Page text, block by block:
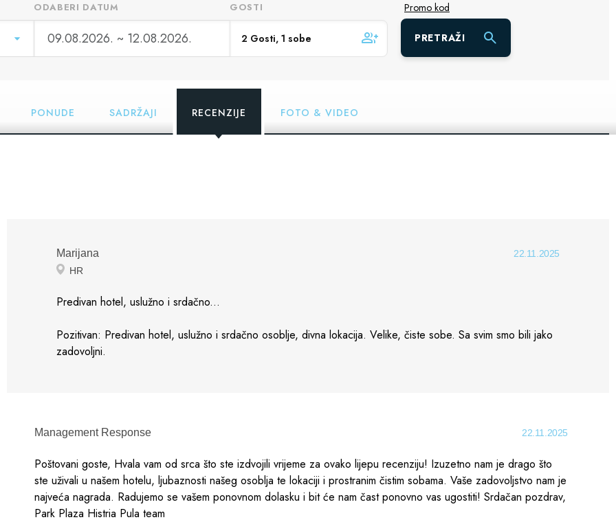
ODABERI DATUM GOSTI Promo kod
PRETRAŽI
PONUDE SADRŽAJI RECENZIJE FOTO & VIDEO
Marijana
HR
22.11.2025
Predivan hotel, uslužno i srdačno...
Pozitivan: Predivan hotel, uslužno i srdačno osoblje, divna lokacija. Velike, čiste sobe. Sa svim smo bili jako
zadovoljni.
Management Response 22.11.2025
Poštovani goste, Hvala vam od srca što ste izdvojili vrijeme za ovako lijepu recenziju! Izuzetno nam je drago što
ste uživali u našem hotelu, ljubaznosti našeg osoblja te lokaciji i prostranim čistim sobama. Vaše zadovoljstvo nam je
najveća nagrada. Radujemo se vašem ponovnom dolasku i bit će nam čast ponovno vas ugostiti! Srdačan pozdrav,
Park Plaza Histria Pula team